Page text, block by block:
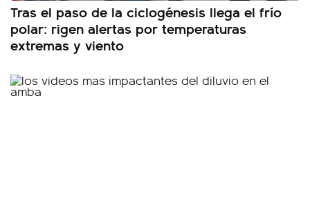
Tras el paso de la ciclogénesis llega el frío
polar: rigen alertas por temperaturas
extremas y viento